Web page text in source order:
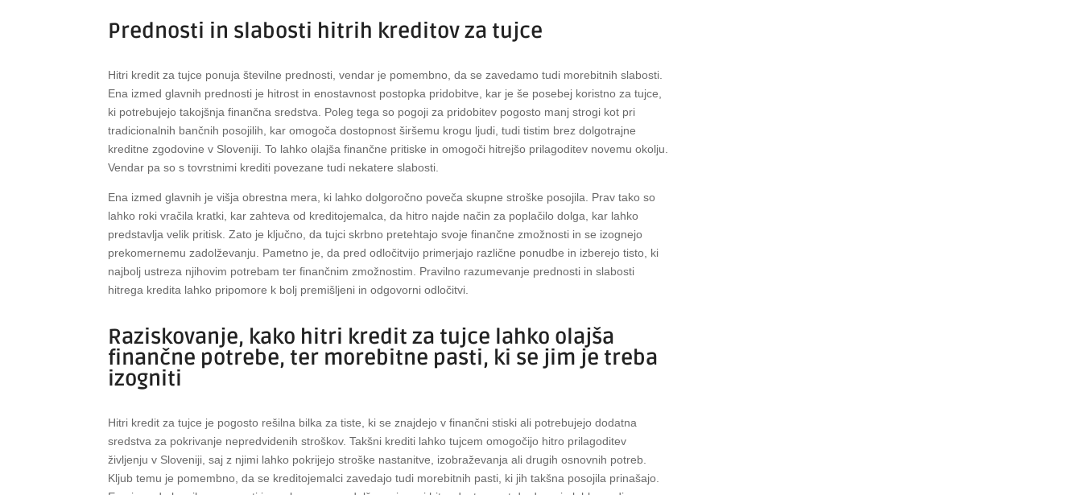
Prednosti in slabosti hitrih kreditov za tujce
Hitri kredit za tujce ponuja številne prednosti, vendar je pomembno, da se zavedamo tudi morebitnih slabosti.
Ena izmed glavnih prednosti je hitrost in enostavnost postopka pridobitve, kar je še posebej koristno za tujce,
ki potrebujejo takojšnja finančna sredstva. Poleg tega so pogoji za pridobitev pogosto manj strogi kot pri
tradicionalnih bančnih posojilih, kar omogoča dostopnost širšemu krogu ljudi, tudi tistim brez dolgotrajne
kreditne zgodovine v Sloveniji. To lahko olajša finančne pritiske in omogoči hitrejšo prilagoditev novemu okolju.
Vendar pa so s tovrstnimi krediti povezane tudi nekatere slabosti.
Ena izmed glavnih je višja obrestna mera, ki lahko dolgoročno poveča skupne stroške posojila. Prav tako so
lahko roki vračila kratki, kar zahteva od kreditojemalca, da hitro najde način za poplačilo dolga, kar lahko
predstavlja velik pritisk. Zato je ključno, da tujci skrbno pretehtajo svoje finančne zmožnosti in se izognejo
prekomernemu zadolževanju. Pametno je, da pred odločitvijo primerjajo različne ponudbe in izberejo tisto, ki
najbolj ustreza njihovim potrebam ter finančnim zmožnostim. Pravilno razumevanje prednosti in slabosti
hitrega kredita lahko pripomore k bolj premišljeni in odgovorni odločitvi.
Raziskovanje, kako hitri kredit za tujce lahko olajša
finančne potrebe, ter morebitne pasti, ki se jim je treba
izogniti
Hitri kredit za tujce je pogosto rešilna bilka za tiste, ki se znajdejo v finančni stiski ali potrebujejo dodatna
sredstva za pokrivanje nepredvidenih stroškov. Takšni krediti lahko tujcem omogočijo hitro prilagoditev
življenju v Sloveniji, saj z njimi lahko pokrijejo stroške nastanitve, izobraževanja ali drugih osnovnih potreb.
Kljub temu je pomembno, da se kreditojemalci zavedajo tudi morebitnih pasti, ki jih takšna posojila prinašajo.